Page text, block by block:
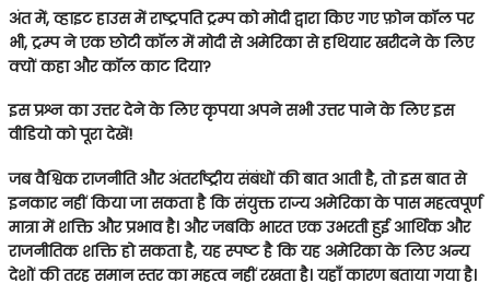
अंत में, व्हाइट हाउस में राष्ट्रपति ट्रम्प को मोदी द्वारा किए गए फ़ोन कॉल पर
भी, ट्रम्प ने एक छोटी कॉल में मोदी से अमेरिका से हथियार खरीदने के लिए
क्यों कहा और कॉल काट दिया?
इस प्रश्न का उत्तर देने के लिए कृपया अपने सभी उत्तर पाने के लिए इस
वीडियो को पूरा देखें!
जब वैश्विक राजनीति और अंतर्राष्ट्रीय संबंधों की बात आती है, तो इस बात से
इनकार नहीं किया जा सकता है कि संयुक्त राज्य अमेरिका के पास महत्वपूर्ण
मात्रा में शक्ति और प्रभाव है। और जबकि भारत एक उभरती हुई आर्थिक और
राजनीतिक शक्ति हो सकता है, यह स्पष्ट है कि यह अमेरिका के लिए अन्य
देशों की तरह समान स्तर का महत्व नहीं रखता है। यहाँ कारण बताया गया है।